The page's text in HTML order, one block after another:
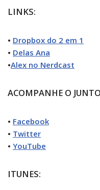
LINKS:
• Dropbox do 2 em 1
• Delas Ana
•Alex no Nerdcast
ACOMPANHE O
• Facebook
• Twitter
• YouTube
ITUNES: